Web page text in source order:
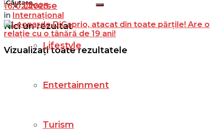
Nici un rezultat
Vizualizați toate rezultatele
Diverse
Lifestyle
Entertainment
Turism
16/02/2023
in Internațional